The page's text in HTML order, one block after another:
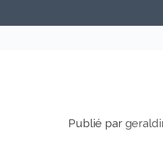
Publié par